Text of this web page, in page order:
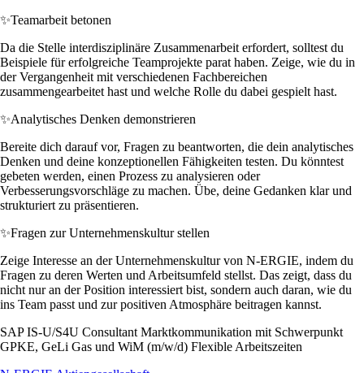
✨Teamarbeit betonen
Da die Stelle interdisziplinäre Zusammenarbeit erfordert, solltest du
Beispiele für erfolgreiche Teamprojekte parat haben. Zeige, wie du in
der Vergangenheit mit verschiedenen Fachbereichen
zusammengearbeitet hast und welche Rolle du dabei gespielt hast.
✨Analytisches Denken demonstrieren
Bereite dich darauf vor, Fragen zu beantworten, die dein analytisches
Denken und deine konzeptionellen Fähigkeiten testen. Du könntest
gebeten werden, einen Prozess zu analysieren oder
Verbesserungsvorschläge zu machen. Übe, deine Gedanken klar und
strukturiert zu präsentieren.
✨Fragen zur Unternehmenskultur stellen
Zeige Interesse an der Unternehmenskultur von N-ERGIE, indem du
Fragen zu deren Werten und Arbeitsumfeld stellst. Das zeigt, dass du
nicht nur an der Position interessiert bist, sondern auch daran, wie du
ins Team passt und zur positiven Atmosphäre beitragen kannst.
SAP IS-U/S4U Consultant Marktkommunikation mit Schwerpunkt
GPKE, GeLi Gas und WiM (m/w/d) Flexible Arbeitszeiten